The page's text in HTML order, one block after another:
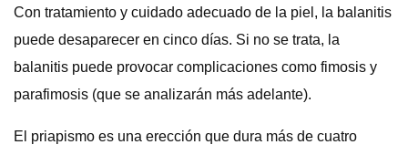
Con tratamiento y cuidado adecuado de la piel, la balanitis
puede desaparecer en cinco días. Si no se trata, la
balanitis puede provocar complicaciones como fimosis y
parafimosis (que se analizarán más adelante).
El priapismo es una erección que dura más de cuatro